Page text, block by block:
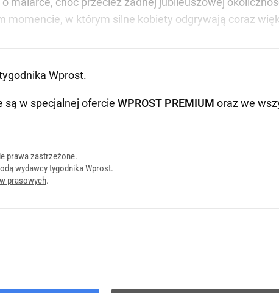
momencie, w którym silne kobiety odgrywają coraz
Wprost.
są w specjalnej ofercie WPROST PREMIUM oraz we
prawa zastrzeżone.
wydawcy tygodnika Wprost.
prasowych.